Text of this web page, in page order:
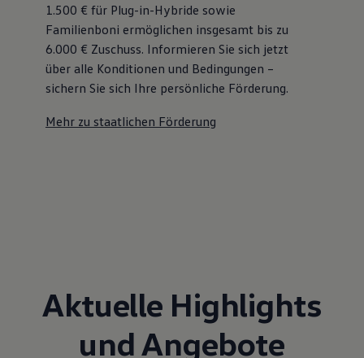
1.500 € für Plug-in-Hybride sowie
Familienboni ermöglichen insgesamt bis zu
6.000 € Zuschuss⁠. Informieren Sie sich jetzt
über alle Konditionen und Bedingungen –
sichern Sie sich Ihre persönliche Förderung.
Mehr zu staatlichen Förderung
Aktuelle Highlights
und Angebote